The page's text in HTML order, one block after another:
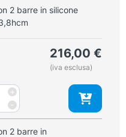
2 barre in silicone
216,00 €
(iva esclusa)
-
+
2 barre in